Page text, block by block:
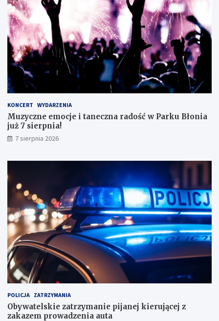
ę
z
d
o
s
k
o
n
a
ł
m
i
w
y
k
a
m
e
g
o
!
KONCERT WYDARZENIA
Muzyczne emocje i taneczna radość w Parku Błonia
już 7 sierpnia!
7 sierpnia 2026
POLICJA ZATRZYMANIA
Obywatelskie zatrzymanie pijanej kierującej z
zakazem prowadzenia auta